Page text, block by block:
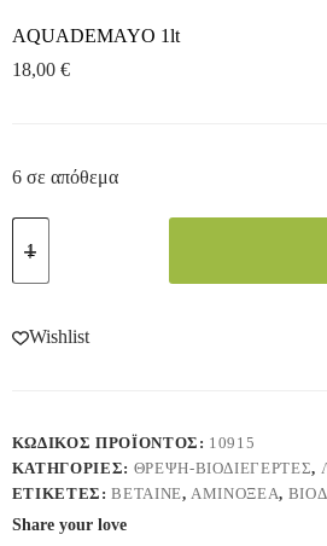
AQUADEMAYO 1lt
18,00 €
6 σε απόθεμα
Wishlist
ΚΩΔΙΚΌΣ ΠΡΟΪΌΝΤΟΣ: 10915
ΚΑΤΗΓΟΡΊΕΣ: ΘΡΕΨΗ-ΒΙΟΔΙΕΓΕΡΤΕΣ,
ΕΤΙΚΈΤΕΣ:BETAINE,ΑΜΙΝΟΞΈΑ,
Share your love